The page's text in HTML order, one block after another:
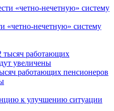
«четно-нечетную» систему
работающих пенсионеров